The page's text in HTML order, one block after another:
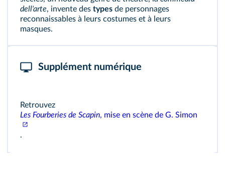
dell'arte, invente des types de personnages
reconnaissables à leurs costumes et à leurs
masques.
Supplément numérique
Retrouvez
Les Fourberies de Scapin, mise en scène de G. Simon
.